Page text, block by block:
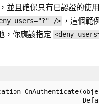
並且確保只有已認證的使
users="?" /> ，這個範
，你應該指定 <deny